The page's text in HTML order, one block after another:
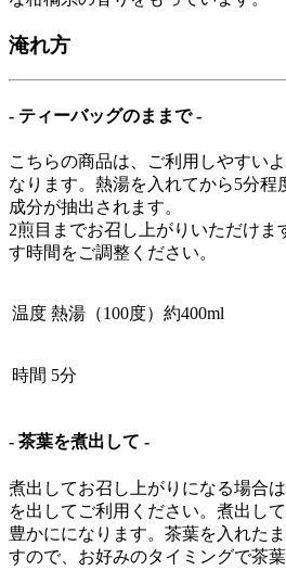
淹れ方
- ティーバッグのままで -
こちらの商品は、ご利用しやすい
なります。熱湯を入れてから5分程
成分が抽出されます。
2煎目までお召し上がりいただけま
す時間をご調整ください。
温度 熱湯（100度）約400ml
時間 5分
- 茶葉を煮出して -
煮出してお召し上がりになる場合
を出してご利用ください。煮出し
豊かにになります。茶葉を入れた
すので、お好みのタイミングで茶